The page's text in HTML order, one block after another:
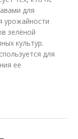
для
урожайности
зелёной
культур.
для
ее